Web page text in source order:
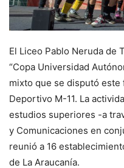
El Liceo Pablo Neruda de
“Copa Universidad
mixto que se disputó este
Deportivo M-11. La
estudios superiores -a
y Comunicaciones en
reunió a 16
de La Araucanía.